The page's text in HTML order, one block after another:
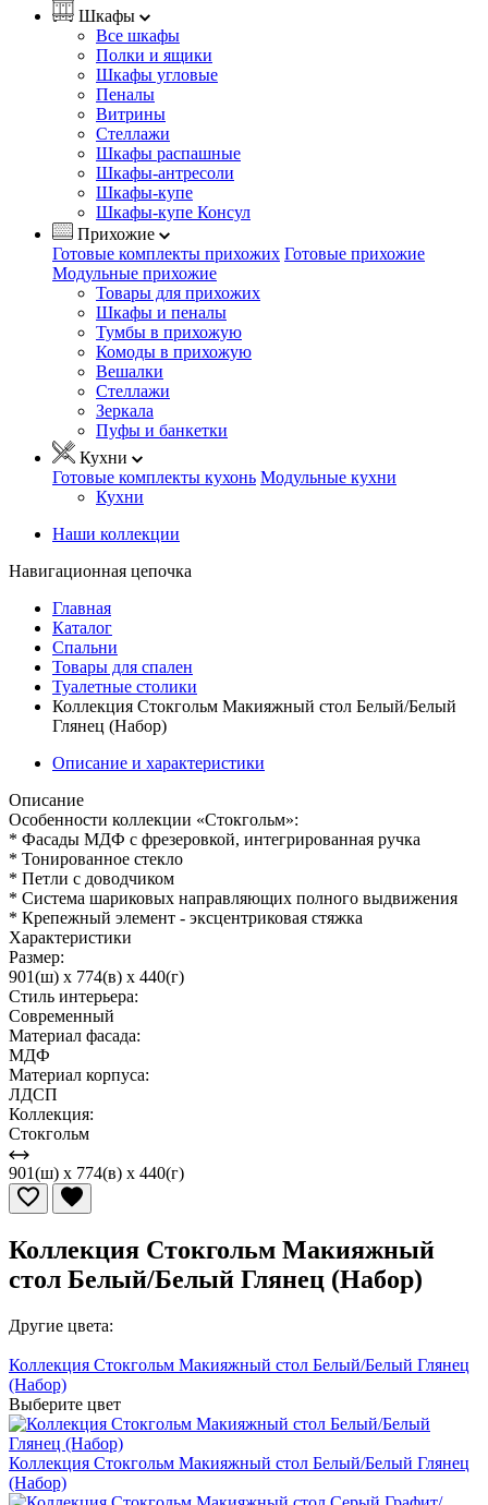
Шкафы
Все шкафы
Полки и ящики
Шкафы угловые
Пеналы
Витрины
Стеллажи
Шкафы распашные
Шкафы-антресоли
Шкафы-купе
Шкафы-купе Консул
Прихожие
Готовые комплекты прихожих Готовые прихожие
Модульные прихожие
Товары для прихожих
Шкафы и пеналы
Тумбы в прихожую
Комоды в прихожую
Вешалки
Стеллажи
Зеркала
Пуфы и банкетки
Кухни
Готовые комплекты кухонь Модульные кухни
Кухни
Наши коллекции
Навигационная цепочка
Главная
Каталог
Спальни
Товары для спален
Туалетные столики
Коллекция Стокгольм Макияжный стол Белый/Белый
Глянец (Набор)
Описание и характеристики
Описание
Особенности коллекции «Стокгольм»:
* Фасады МДФ с фрезеровкой, интегрированная ручка
* Тонированное стекло
* Петли с доводчиком
* Система шариковых направляющих полного выдвижения
* Крепежный элемент - эксцентриковая стяжка
Характеристики
Размер:
901(ш) x 774(в) x 440(г)
Стиль интерьера:
Современный
Материал фасада:
МДФ
Материал корпуса:
ЛДСП
Коллекция:
Стокгольм
901(ш) x 774(в) x 440(г)
Коллекция Стокгольм Макияжный
стол Белый/Белый Глянец (Набор)
Другие цвета:
Коллекция Стокгольм Макияжный стол Белый/Белый Глянец
(Набор)
Выберите цвет
Коллекция Стокгольм Макияжный стол Белый/Белый Глянец
(Набор)